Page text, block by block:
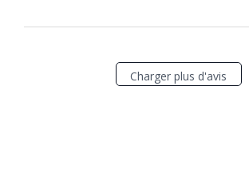
Charger plus d'avis